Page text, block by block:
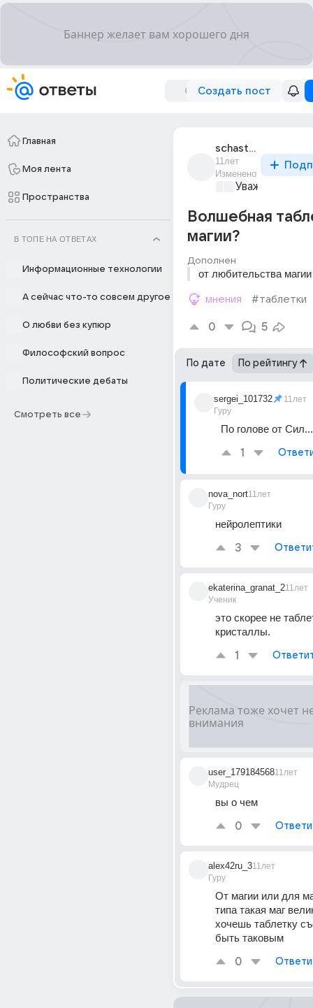
Создать пост
Главная
Моя лента
Пространства
В ТОПЕ НА ОТВЕТАХ
Информационные технологии
А сейчас что-то совсем другое
О любви без купюр
Философский вопрос
Политические дебаты
Смотреть все
schaste_1555
11лет
Изменено
Уважаемый
Волшебная
магии?
Дополнен
от любительства магии
мнения #таблетки
0 5
По дате По рейтингу
sergei_101732
Гуру
11лет
По голове от
1
nova_nort
Гуру
11лет
нейролептики
3
ekaterina_granat_2
Ученик
11лет
это скорее не
кристаллы.
1
user_179184568
Мудрец
11лет
вы о чем
0
alex42ru_3
Гуру
11лет
От магии или для
типа такая маг
хочешь таблетку
быть таковым
0